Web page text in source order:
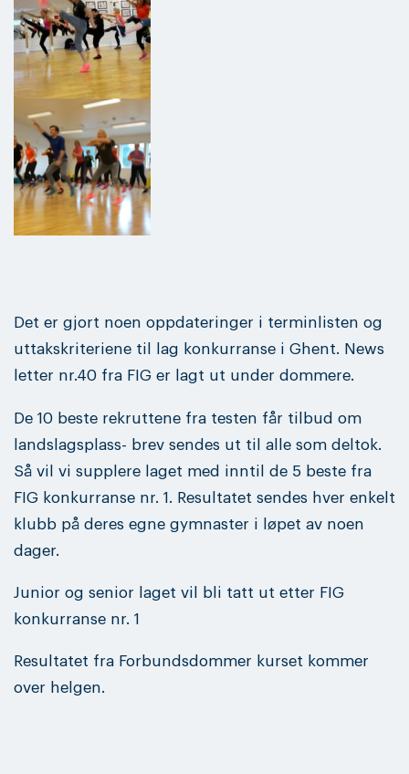
Det er gjort noen oppdateringer i terminlisten og
uttakskriteriene til lag konkurranse i Ghent. News
letter nr.40 fra FIG er lagt ut under dommere.
De 10 beste rekruttene fra testen får tilbud om
landslagsplass- brev sendes ut til alle som deltok.
Så vil vi supplere laget med inntil de 5 beste fra
FIG konkurranse nr. 1. Resultatet sendes hver enkelt
klubb på deres egne gymnaster i løpet av noen
dager.
Junior og senior laget vil bli tatt ut etter FIG
konkurranse nr. 1
Resultatet fra Forbundsdommer kurset kommer
over helgen.